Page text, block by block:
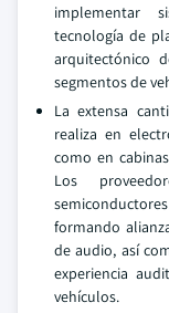
implementar
tecnología de
arquitectónico
segmentos de
La extensa
realiza en
como en
Los
formando
de audio, así
experiencia
vehículos.